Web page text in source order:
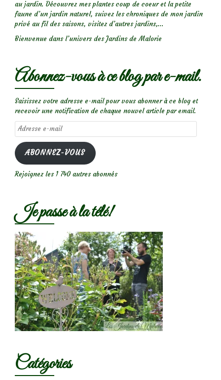
au jardin. Découvrez mes plantes coup de coeur et la petite
faune d’un jardin naturel, suivez les chroniques de mon jardin
privé au fil des saisons, visitez d’autres jardins,...
Bienvenue dans l’univers des Jardins de Malorie
Abonnez-vous à ce blog par e-mail.
Saisissez votre adresse e-mail pour vous abonner à ce blog et
recevoir une notification de chaque nouvel article par email.
Adresse
e-
mail
ABONNEZ-VOUS
Rejoignez les 1 740 autres abonnés
Je passe à la télé!
Catégories